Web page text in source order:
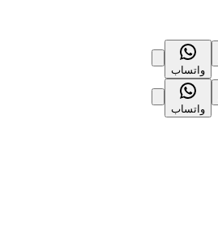
واتساب
واتساب